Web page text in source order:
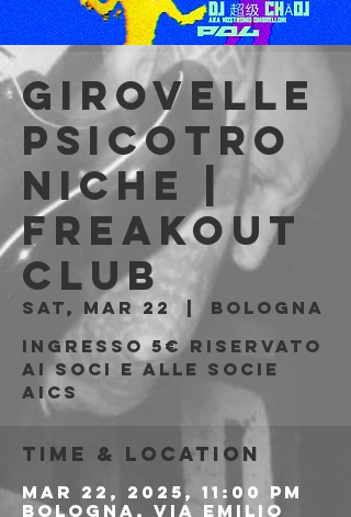
Girovelle
Psicotro
niche |
Freakout
Club
Sat, Mar 22
  |
Bologna
Ingresso 5€ riservato
ai soci e alle socie
aics
Time & Location
Mar 22, 2025, 11:00 PM
Bologna, Via Emilio